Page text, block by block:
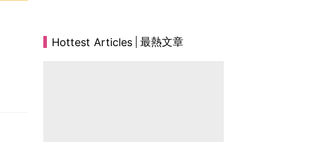
Hottest Articles 最熱文章